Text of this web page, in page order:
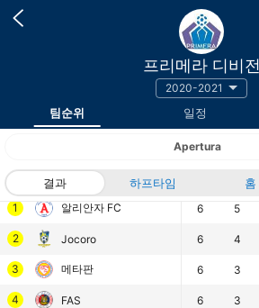
프리메라 디비전
2020-2021
팀순위 일정
Apertura
결과 하프타임 홈
랭킹 팀
1 알리안자 FC
2 Jocoro
3 메타판
4 FAS
6 5
6 4
6 3
6 3